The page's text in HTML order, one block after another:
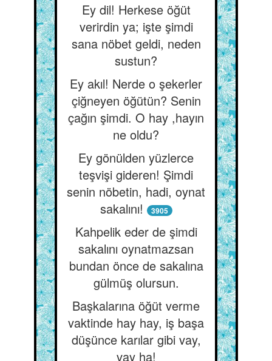
Ey dil! Herkese öğüt
verirdin ya; işte şimdi
sana nöbet geldi, neden
sustun?
Ey akıl! Nerde o şekerler
çiğneyen öğütün? Senin
çağın şimdi. O hay ,hayın
ne oldu?
Ey gönülden yüzlerce
teşvişi gideren! Şimdi
senin nöbetin, hadi, oynat
sakalını!
3905
Kahpelik eder de şimdi
sakalını oynatmazsan
bundan önce de sakalına
gülmüş olursun.
Başkalarına öğüt verme
vaktinde hay hay, iş başa
düşünce karılar gibi vay,
vay ha!